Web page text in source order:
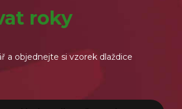
roky
a objednejte si vzorek dlaždice